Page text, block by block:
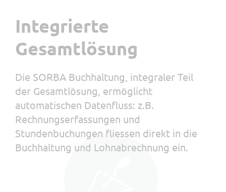
Integrierte
Gesamtlösung
Die SORBA Buchhaltung, integraler Teil
der Gesamtlösung, ermöglicht
automatischen Datenfluss: z.B.
Rechnungserfassungen und
Stundenbuchungen fliessen direkt in die
Buchhaltung und Lohnabrechnung ein.